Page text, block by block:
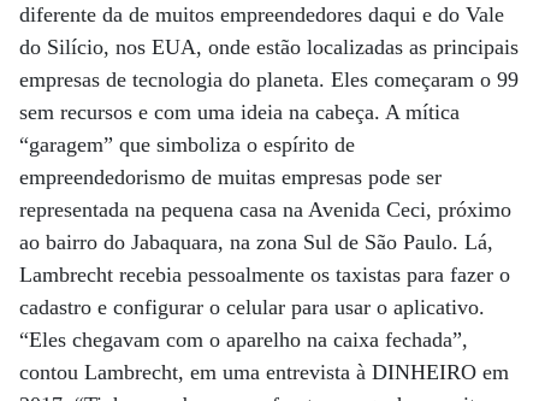
diferente da de muitos empreendedores daqui e do Vale
do Silício, nos EUA, onde estão localizadas as principais
empresas de tecnologia do planeta. Eles começaram o 99
sem recursos e com uma ideia na cabeça. A mítica
“garagem” que simboliza o espírito de
empreendedorismo de muitas empresas pode ser
representada na pequena casa na Avenida Ceci, próximo
ao bairro do Jabaquara, na zona Sul de São Paulo. Lá,
Lambrecht recebia pessoalmente os taxistas para fazer o
cadastro e configurar o celular para usar o aplicativo.
“Eles chegavam com o aparelho na caixa fechada”,
contou Lambrecht, em uma entrevista à DINHEIRO em